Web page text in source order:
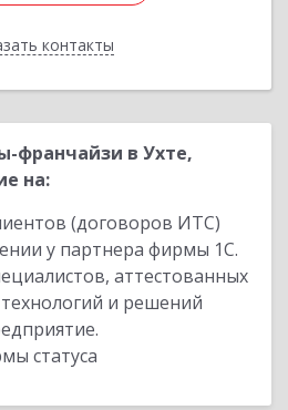
контакты
Назад
франчайзи в Ухте,
на:
(договоров ИТС)
у партнера фирмы 1С.
аттестованных
и решений
статуса